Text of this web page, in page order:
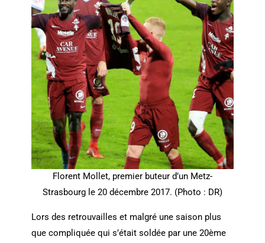
Florent Mollet, premier buteur d’un Metz-
Strasbourg le 20 décembre 2017. (Photo : DR)
Lors des retrouvailles et malgré une saison plus
que compliquée qui s’était soldée par une 20ème